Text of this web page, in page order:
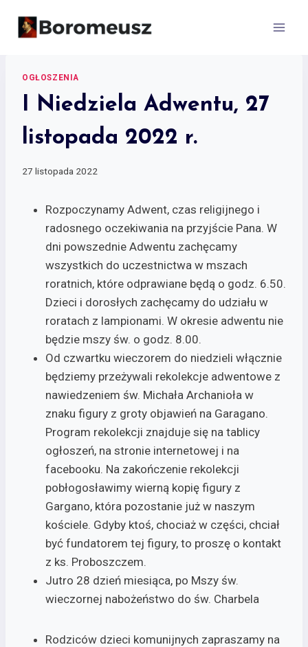
OGŁOSZENIA
I Niedziela Adwentu, 27
listopada 2022 r.
27 listopada 2022
Rozpoczynamy Adwent, czas religijnego i
radosnego oczekiwania na przyjście Pana. W
dni powszednie Adwentu zachęcamy
wszystkich do uczestnictwa w mszach
roratnich, które odprawiane będą o godz. 6.50.
Dzieci i dorosłych zachęcamy do udziału w
roratach z lampionami. W okresie adwentu nie
będzie mszy św. o godz. 8.00.
Od czwartku wieczorem do niedzieli włącznie
będziemy przeżywali rekolekcje adwentowe z
nawiedzeniem św. Michała Archanioła w
znaku figury z groty objawień na Garagano.
Program rekolekcji znajduje się na tablicy
ogłoszeń, na stronie internetowej i na
facebooku. Na zakończenie rekolekcji
pobłogosławimy wierną kopię figury z
Gargano, która pozostanie już w naszym
kościele. Gdyby ktoś, chociaż w części, chciał
być fundatorem tej figury, to proszę o kontakt
z ks. Proboszczem.
Jutro 28 dzień miesiąca, po Mszy św.
wieczornej nabożeństwo do św. Charbela
Rodziców dzieci komunijnych zapraszamy na